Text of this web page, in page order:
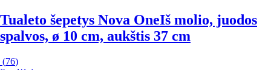
Tualeto šepetys Nova OneIš molio, juodos
spalvos, ø 10 cm, aukštis 37 cm
(76)